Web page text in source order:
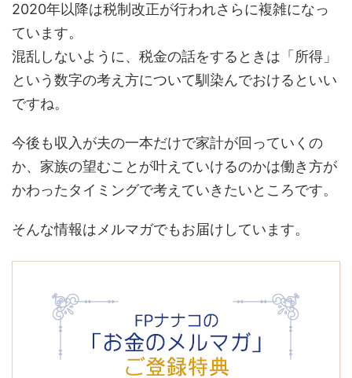
2020年以降は税制改正が行われさらに複雑になっ
ています。
混乱しないように、税金の話をするときは「所得」
という数字の考え方について馴染んでおけるといい
ですね。
今後も収入が夫の一本だけで家計が回っていくの
か、家族の望むことが叶えていけるのかは働き方が
かわったタイミングで考えていきたいところです。
そんな情報はメルマガでもお届けしています。